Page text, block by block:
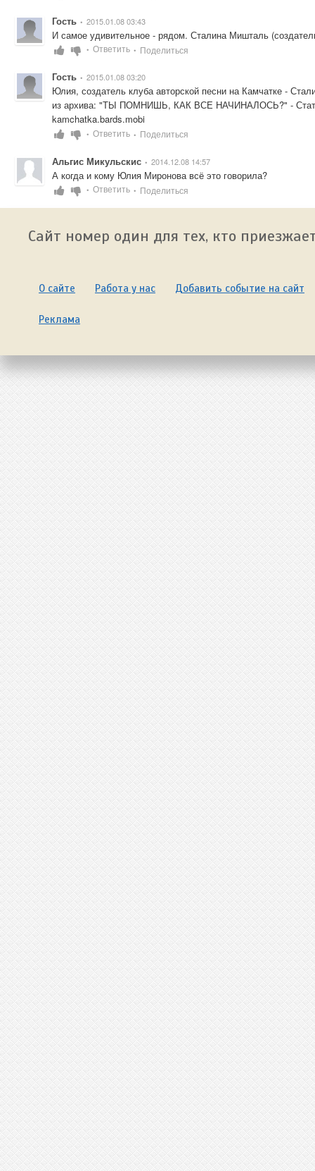
Гость • 2015.01.08 03:43
И самое удивительное - рядом. Сталина Мишталь
• Ответить • Поделиться
Гость • 2015.01.08 03:20
Юлия, создатель клуба авторской песни на Камчатке -
из архива: "ТЫ ПОМНИШЬ, КАК ВСЕ НАЧИНАЛОСЬ?" - Статьи
kamchatka.bards.mobi
• Ответить • Поделиться
Альгис Микульскис • 2014.12.08 14:57
А когда и кому Юлия Миронова всё это говорила?
• Ответить • Поделиться
Сайт номер один для тех, кто
О сайте Работа у нас Добавить событие на сайт
Реклама